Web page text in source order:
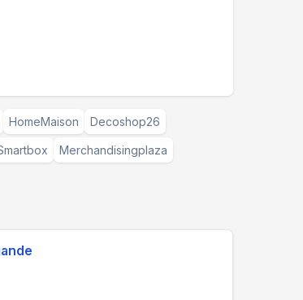
HomeMaison Decoshop26
Merchandisingplaza